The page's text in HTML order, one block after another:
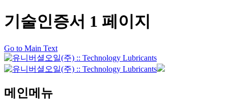
기술인증서 1 페이지
Go to Main Text
메인메뉴